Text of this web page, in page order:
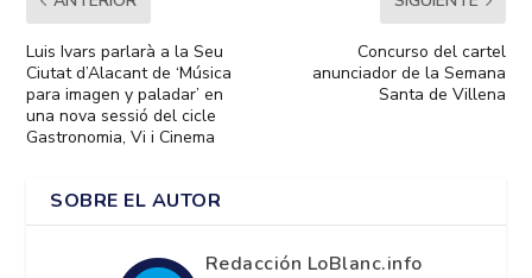
Luis Ivars parlarà a la Seu
Ciutat d’Alacant de ‘Música
para imagen y paladar’ en
una nova sessió del cicle
Gastronomia, Vi i Cinema
Concurso del cartel
anunciador de la Semana
Santa de Villena
SOBRE EL AUTOR
Redacción LoBlanc.info